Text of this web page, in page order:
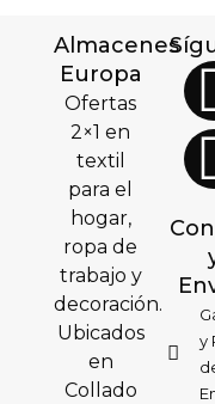
Almacenes
Europa
Ofertas
2×1 en
textil
para el
hogar,
ropa de
trabajo y
decoración.
Ubicados
en
Collado
y